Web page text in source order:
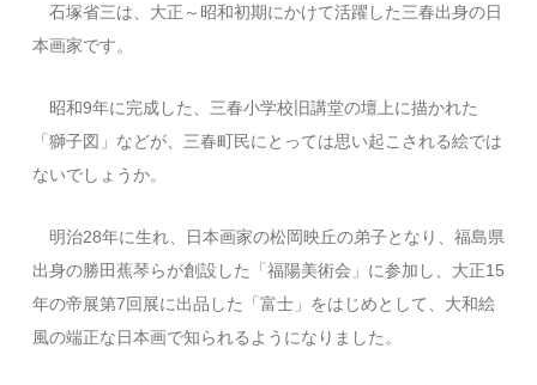
石塚省三は、大正～昭和初期にかけて活躍した三春出身の日
本画家です。
昭和9年に完成した、三春小学校旧講堂の壇上に描かれた
「獅子図」などが、三春町民にとっては思い起こされる絵では
ないでしょうか。
明治28年に生れ、日本画家の松岡映丘の弟子となり、福島県
出身の勝田蕉琴らが創設した「福陽美術会」に参加し、大正15
年の帝展第7回展に出品した「富士」をはじめとして、大和絵
風の端正な日本画で知られるようになりました。